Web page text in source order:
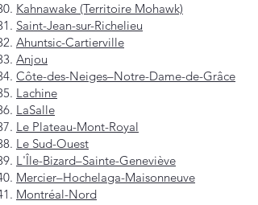
Kahnawake (Territoire Mohawk)
Saint-Jean-sur-Richelieu
Ahuntsic-Cartierville
Anjou
Côte-des-Neiges–Notre-Dame-de-Grâce
Lachine
LaSalle
Le Plateau-Mont-Royal
Le Sud-Ouest
L'Île-Bizard–Sainte-Geneviève
Mercier–Hochelaga-Maisonneuve
Montréal-Nord